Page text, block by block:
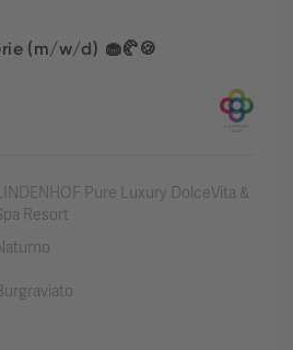
(m/w/d) 🧁🥐🍪
Pure Luxury DolceVita &
Resort